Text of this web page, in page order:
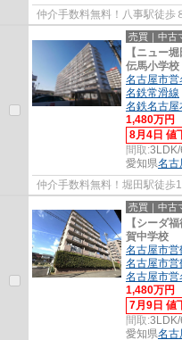
仲介手数料無料！八事駅徒歩
売買｜中古
【ニュー
伝馬小学
名古屋市営
名鉄常滑線
名鉄名古屋
1,480万円
8月4日 値
間取:3LDK/
愛知県名古
仲介手数料無料！堀田駅徒
売買｜中古
【シーダ
賀中学校
名古屋市営
名古屋市営
名古屋市営
1,480万円
7月9日 値
間取:3LDK/
愛知県名古